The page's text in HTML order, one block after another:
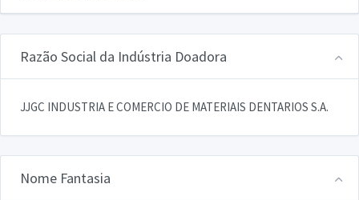
Razão Social da Indústria Doadora
JJGC INDUSTRIA E COMERCIO DE MATERIAIS DENTARIOS S.A.
Nome Fantasia